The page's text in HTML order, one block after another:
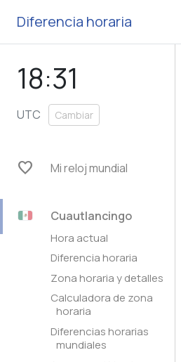
Diferencia horaria
18:31
UTC Cambiar
favorite Mi reloj mundial
Cuautlancingo
Hora actual
Diferencia horaria
Zona horaria y detalles
Calculadora de zona
horaria
Diferencias horarias
mundiales